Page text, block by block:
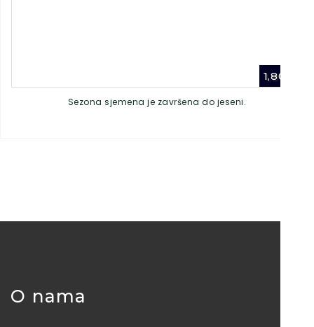
1,80
Sezona sjemena je završena do jeseni.
O nama